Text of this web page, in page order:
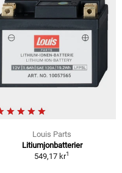
Louis Parts
Litiumjonbatterier
549,17 kr1